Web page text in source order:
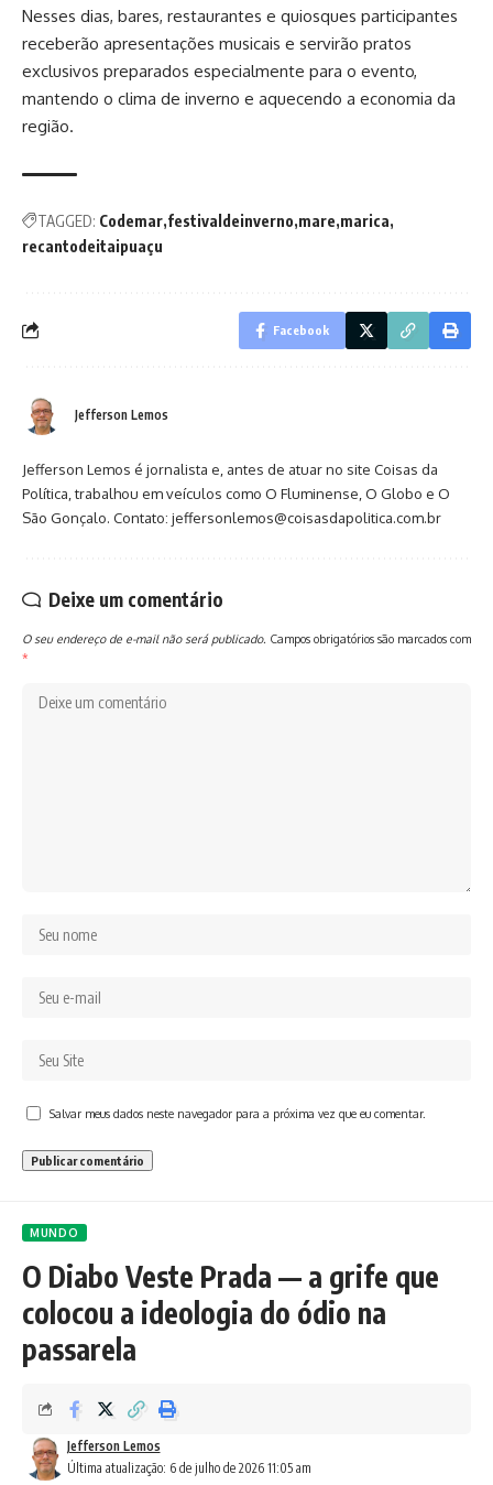
Nesses dias, bares, restaurantes e quiosques participantes
receberão apresentações musicais e servirão pratos
exclusivos preparados especialmente para o evento,
mantendo o clima de inverno e aquecendo a economia da
região.
TAGGED: Codemar festivaldeinverno mare marica
recantodeitaipuaçu
Facebook
Jefferson Lemos
Jefferson Lemos é jornalista e, antes de atuar no site Coisas da
Política, trabalhou em veículos como O Fluminense, O Globo e O
São Gonçalo. Contato: jeffersonlemos@coisasdapolitica.com.br
Deixe um comentário
O seu endereço de e-mail não será publicado. Campos obrigatórios são marcados com
*
Salvar meus dados neste navegador para a próxima vez que eu comentar.
MUNDO
O Diabo Veste Prada — a grife que
colocou a ideologia do ódio na
passarela
Última atualização: 6 de julho de 2026 11:05 am
Jefferson Lemos